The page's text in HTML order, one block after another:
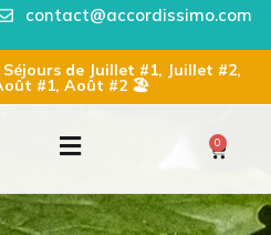
contact@accordissimo.com
de Juillet #1, Juillet #2,
#1, Août #2 🏖
0